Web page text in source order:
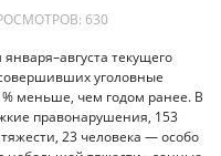
630
текущего
уголовные
меньше, чем годом ранее. В
правонарушения, 153
23 человека — особо